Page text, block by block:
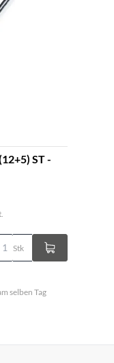
ST -
Stk
selben Tag